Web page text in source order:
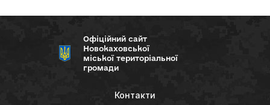
Офіційний сайт
Новокаховської
міської територіальної
громади
Контакти